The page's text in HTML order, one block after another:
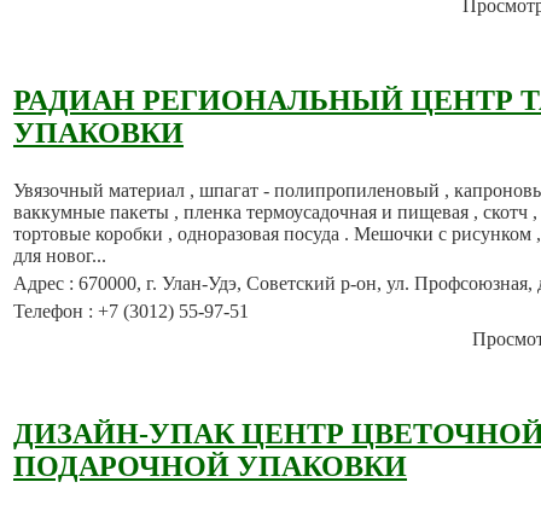
РАДИАН РЕГИОНАЛЬНЫЙ ЦЕНТР
УПАКОВКИ
Увязочный материал , шпагат - полипропиленовый ,
ваккумные пакеты , пленка термоусадочная и пищевая , скотч ,
тортовые коробки , одноразовая посуда . Мешочки с рисунком
для новог...
Адрес : 670000, г. Улан-Удэ, Советский р-он, ул. Профсоюзная,
Телефон : +7 (3012) 55-97-51
ДИЗАЙН-УПАК ЦЕНТР
ПОДАРОЧНОЙ УПАКОВКИ